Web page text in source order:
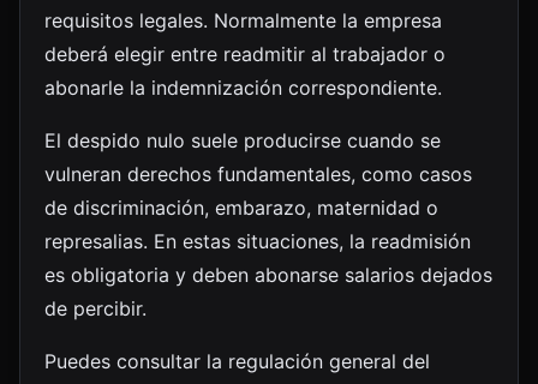
requisitos legales. Normalmente la empresa
deberá elegir entre readmitir al trabajador o
abonarle la indemnización correspondiente.
El despido nulo suele producirse cuando se
vulneran derechos fundamentales, como casos
de discriminación, embarazo, maternidad o
represalias. En estas situaciones, la readmisión
es obligatoria y deben abonarse salarios dejados
de percibir.
Puedes consultar la regulación general del